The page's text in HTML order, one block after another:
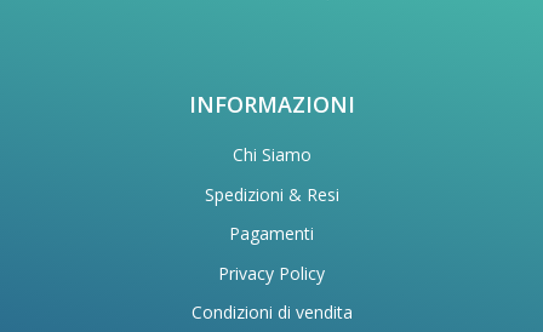
INFORMAZIONI
Chi Siamo
Spedizioni & Resi
Pagamenti
Privacy Policy
Condizioni di vendita